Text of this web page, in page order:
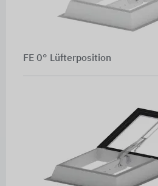
FE 0° Lüfterposition